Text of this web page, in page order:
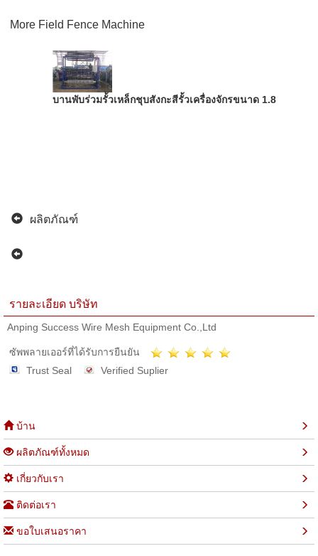
More Field Fence Machine
บานพับร่วมรั้วเหล็กชุบสังกะสีรั้วเครื่องจักรขนาด 1.8 -
ผลิตภัณฑ์
รายละเอียด บริษัท
Anping Success Wire Mesh Equipment Co.,Ltd
ซัพพลายเออร์ที่ได้รับการยืนยัน
Trust Seal
Verified Suplier
บ้าน
ผลิตภัณฑ์ทั้งหมด
เกี่ยวกับเรา
ติดต่อเรา
ขอใบเสนอราคา